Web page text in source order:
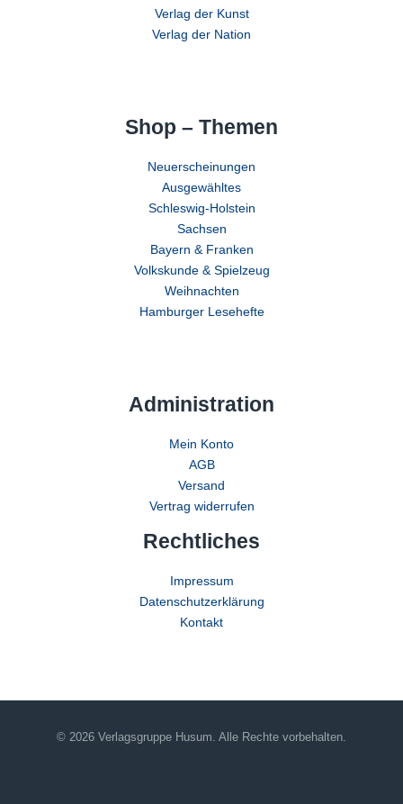
Verlag der Kunst
Verlag der Nation
Shop – Themen
Neuerscheinungen
Ausgewähltes
Schleswig-Holstein
Sachsen
Bayern & Franken
Volkskunde & Spielzeug
Weihnachten
Hamburger Lesehefte
Administration
Mein Konto
AGB
Versand
Vertrag widerrufen
Rechtliches
Impressum
Datenschutzerklärung
Kontakt
© 2026 Verlagsgruppe Husum. Alle Rechte vorbehalten.